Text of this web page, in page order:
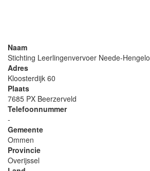
Naam
Stichting Leerlingenvervoer Neede-Hengelo
Adres
Kloosterdijk 60
Plaats
7685 PX Beerzerveld
Telefoonnummer
-
Gemeente
Ommen
Provincie
Overijssel